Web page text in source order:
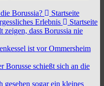
Borussia?
Startseite
Erlebnis
Startseite
zeigen, dass Borussia nie
ist vor Ommersheim
Borusse schießt sich an die
gesehen sogar ein kleines